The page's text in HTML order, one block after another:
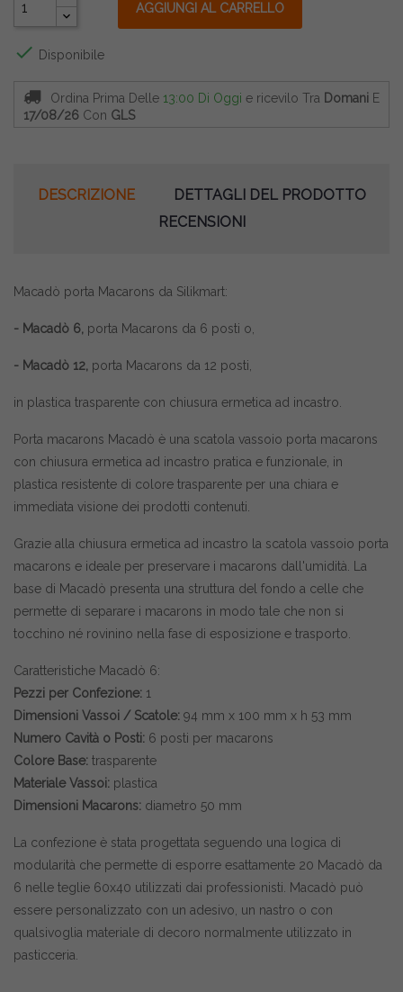
AGGIUNGI AL CARRELLO
 Disponibile
Ordina Prima Delle 13:00 Di Oggi e ricevilo Tra Domani E
17/08/26 Con GLS
DESCRIZIONE
DETTAGLI DEL PRODOTTO
RECENSIONI
Macadò porta Macarons da Silikmart:
- Macadò 6, porta Macarons da 6 posti o,
- Macadò 12, porta Macarons da 12 posti,
in plastica trasparente con chiusura ermetica ad incastro.
Porta macarons Macadò è una scatola vassoio porta macarons
con chiusura ermetica ad incastro pratica e funzionale, in
plastica resistente di colore trasparente per una chiara e
immediata visione dei prodotti contenuti.
Grazie alla chiusura ermetica ad incastro la scatola vassoio porta
macarons e ideale per preservare i macarons dall'umidità. La
base di Macadò presenta una struttura del fondo a celle che
permette di separare i macarons in modo tale che non si
tocchino né rovinino nella fase di esposizione e trasporto.
Caratteristiche Macadò 6:
Pezzi per Confezione: 1
Dimensioni Vassoi / Scatole: 94 mm x 100 mm x h 53 mm
Numero Cavità o Posti: 6 posti per macarons
Colore Base: trasparente
Materiale Vassoi: plastica
Dimensioni Macarons: diametro 50 mm
La confezione è stata progettata seguendo una logica di
modularità che permette di esporre esattamente 20 Macadò da
6 nelle teglie 60x40 utilizzati dai professionisti. Macadò può
essere personalizzato con un adesivo, un nastro o con
qualsivoglia materiale di decoro normalmente utilizzato in
pasticceria.